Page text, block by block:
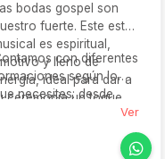
bodas gospel son
fuerte. Este estilo
es espiritual,
y lleno de
ideal para dar a
ceremonia un toque
con diferentes
según lo
necesites: desde
Ver